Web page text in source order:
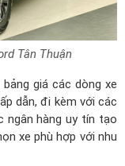
Tân Thuận
bảng giá các dòng xe
dẫn, đi kèm với các
ngân hàng uy tín tạo
xe phù hợp với nhu